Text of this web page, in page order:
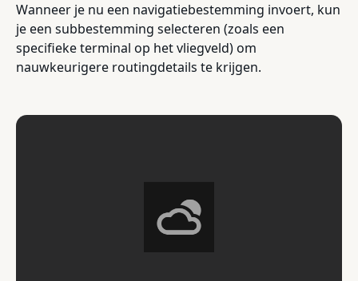
Wanneer je nu een navigatiebestemming invoert, kun
je een subbestemming selecteren (zoals een
specifieke terminal op het vliegveld) om
nauwkeurigere routingdetails te krijgen.